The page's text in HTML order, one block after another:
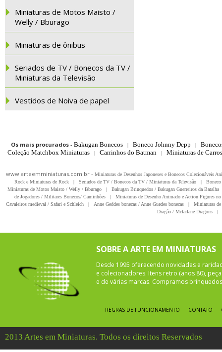
Miniaturas de Motos Maisto /
Welly / Bburago
Miniaturas de ônibus
Seriados de TV / Bonecos da TV /
Miniaturas da Televisão
Vestidos de Noiva de papel
Os mais procurados- Bakugan Bonecos | Boneco Johnny Depp |
Coleção Matchbox Miniaturas
| Carrinhos do Batman | Miniaturas de
www.arteemminiaturas.com.br - Miniaturas de Desenhos Japoneses e Bonecos Colecionáveis
Rock e Miniaturas de Rock
| Seriados de TV / Bonecos da TV / Miniaturas da Televisão |
Miniaturas de Motos Maisto / Welly / Bburago
| Bakugan Brinquedos / Bakugan Guerreiros da Batalha
de Jogadores / Militares Bonecos/ Caminhões
|
Miniaturas de Desenho Animado e Action Figures
Cavaleiros medieval / Safari e Schleich
| Anne Geddes bonecas / Anne Guedes bonecas |
Miniaturas
Dragão / Mcfarlane Dragons
|
SOBRE A ARTE EM MINIATURAS
Desde 1995 oferecendo novidades e
e colecionadores. Itens retro (anos 80),
e de várias marcas. Compramos
REGRAS DE FUNCIONAMENTO CONTATO
2013 Artes em Miniaturas. Todos os direitos Reservados